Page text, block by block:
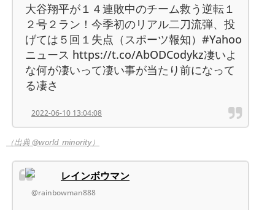
大谷翔平が１４連敗中のチーム救う逆転１
２号２ラン！今季初のリアル二刀流弾、投
げては５回１失点（スポーツ報知）#Yahoo
ニュース https://t.co/AbODCodykz凄いよ
な何が凄いって凄い事が当たり前になって
る凄さ
2022-06-10 13:04:08
（出典 @world_minority）
レインボウマン
@rainbowman888